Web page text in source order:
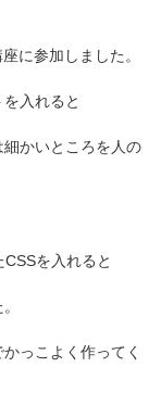
に参加しました。
入れると
かいところを人の
を入れると
っこよく作ってく